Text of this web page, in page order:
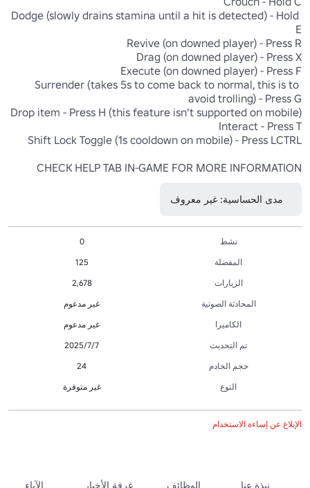
Dodge (slowly drains stamina until a hit is detected) - Hold
Surrender (takes 5s to come back to normal, this is to
CHECK HELP TAB IN-GAME FOR MORE INFORMATION
مدى الحساسية: غير معروف
نشط
0
المفضلة
125
الزيارات
2,678
المحادثة الصوتية
غير مدعوم
الكاميرا
غير مدعوم
تم التحديث
7‏/7‏/2025
حجم الخادم
24
النوع
غير متوفرة
الإبلاغ عن إساءة الاستخدام
نبذة عنا الوظائف غرفة الأخبار الآباء